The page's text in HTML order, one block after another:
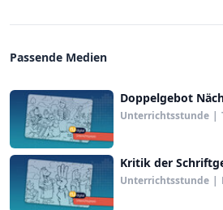
Passende Medien
Doppelgebot
Unterrichtsstunde |
Kritik der
Unterrichtsstunde |